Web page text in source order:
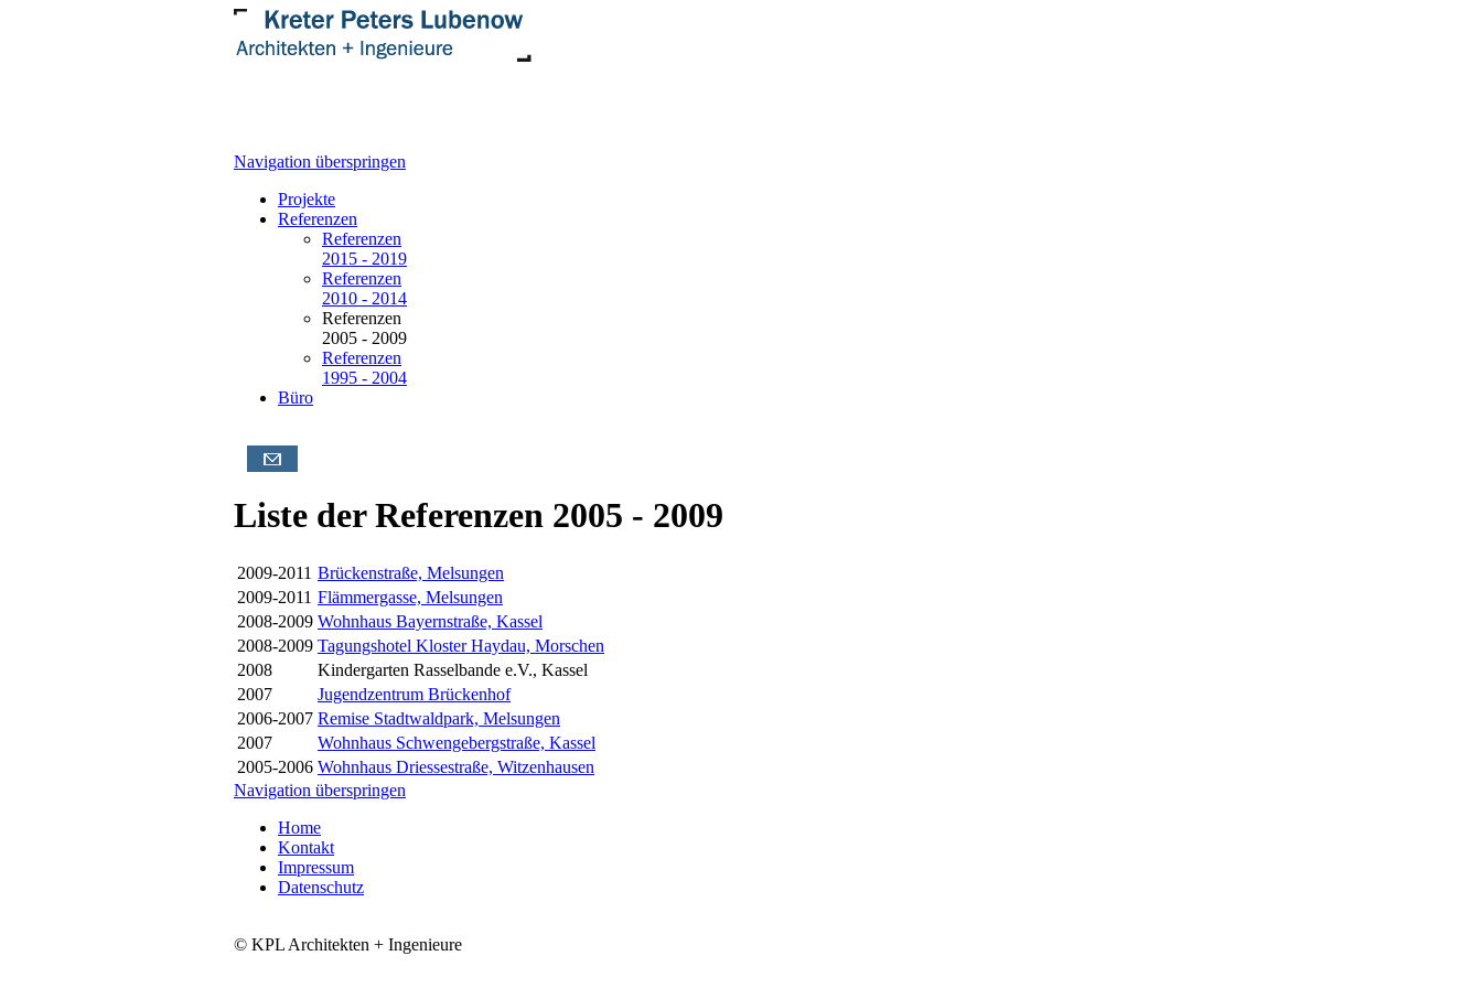
Navigation überspringen
Projekte
Referenzen
Referenzen
2015 - 2019
Referenzen
2010 - 2014
Referenzen
2005 - 2009
Referenzen
1995 - 2004
Büro
Liste der Referenzen 2005 - 2009
2009-2011 Brückenstraße, Melsungen
2009-2011 Flämmergasse, Melsungen
2008-2009 Wohnhaus Bayernstraße, Kassel
2008-2009 Tagungshotel Kloster Haydau, Morschen
2008
Kindergarten Rasselbande e.V., Kassel
2007
Jugendzentrum Brückenhof
2006-2007 Remise Stadtwaldpark, Melsungen
2007
Wohnhaus Schwengebergstraße, Kassel
2005-2006 Wohnhaus Driessestraße, Witzenhausen
Navigation überspringen
Home
Kontakt
Impressum
Datenschutz
© KPL Architekten + Ingenieure